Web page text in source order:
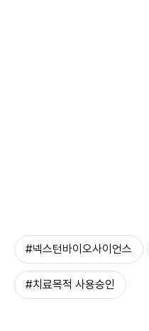
#넥스턴바이오사이언스
#치료목적 사용승인